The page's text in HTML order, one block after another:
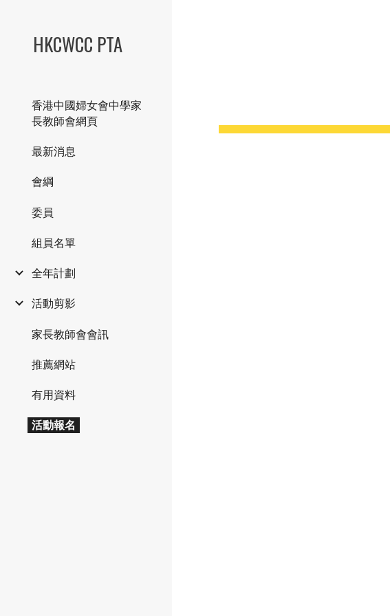
HKCWCC PTA
香港中國婦女會中學家
長教師會網頁
最新消息
會綱
委員
組員名單
全年計劃
活動剪影
家長教師會會訊
推薦網站
有用資料
活動報名